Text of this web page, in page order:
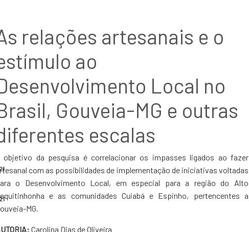
relações artesanais e o
ao
Local no
Gouveia-MG e outras
escalas
objetivo da pesquisa é correlacionar os impasses ligados ao fazer
com as possibilidades de implementação de iniciativas voltadas
o Desenvolvimento Local, em especial para a região do Alto
e as comunidades Cuiabá e Espinho, pertencentes a
MG.
Carolina Dias de Oliveira